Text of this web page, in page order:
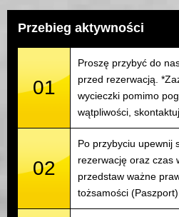
Przebieg aktywności
01
Proszę przybyć do
przed rezerwacją.
wycieczki pomimo
wątpliwości,
02
Po przybyciu upewnij
rezerwację oraz czas
przedstaw ważne
tożsamości (Paszport).